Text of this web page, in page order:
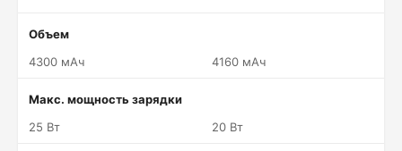
Объем
4300 мАч
4160 мАч
Макс. мощность зарядки
25 Вт
20 Вт